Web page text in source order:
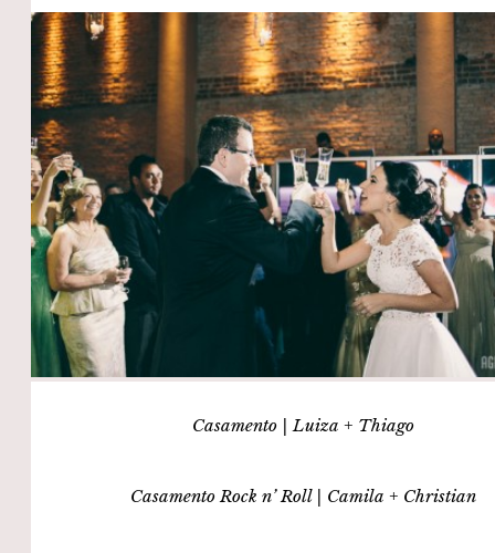
Casamento | Luiza + Thiago
Casamento Rock n’ Roll | Camila + Christian